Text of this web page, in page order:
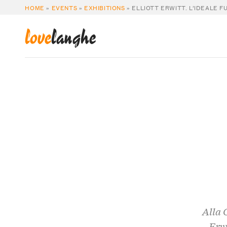
HOME » EVENTS » EXHIBITIONS » ELLIOTT ERWITT. L’IDEALE
lovelanghe
Alla